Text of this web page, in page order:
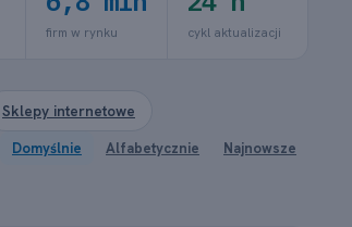
firm w rynku cykl aktualizacji
Sklepy internetowe
Domyślnie Alfabetycznie Najnowsze